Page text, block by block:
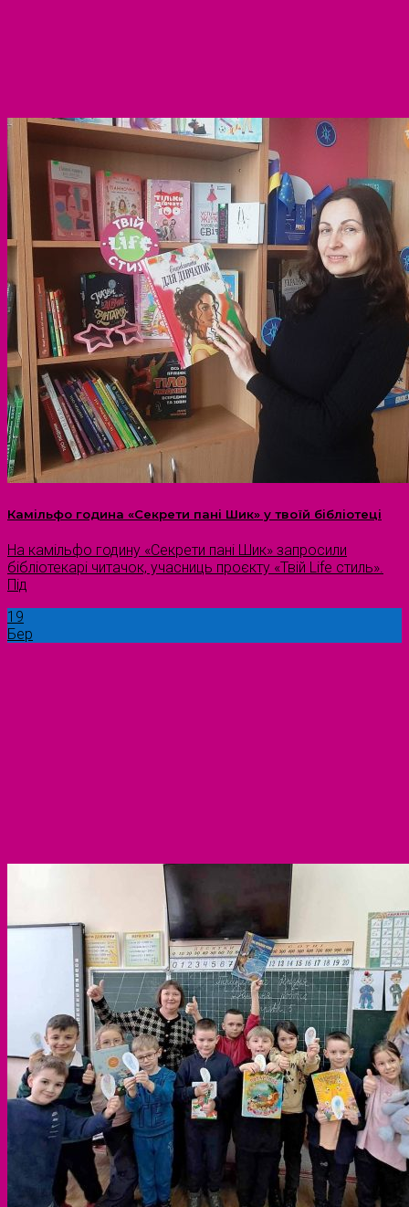
Камільфо година «Секрети пані Шик» у твоїй бібліотеці
На камільфо годину «Секрети пані Шик» запросили
бібліотекарі читачок, учасниць проєкту «Твій Life стиль».
Під
19
Бер